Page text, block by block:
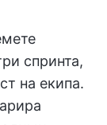
спринта,
на екипа.